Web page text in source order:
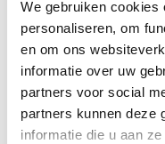
We gebruiken cookies
personaliseren, om
en om ons
informatie over uw
partners voor social
partners kunnen deze
informatie die u aan
Ook verzekerd in
De
Europa. Daarnaast
andere landen die op de
Dat is prettig als je
naar het buitenland